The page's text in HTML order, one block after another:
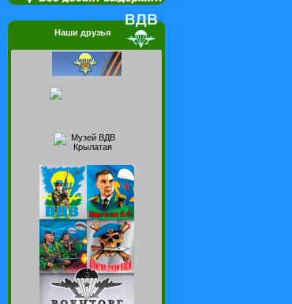
Наши друзья